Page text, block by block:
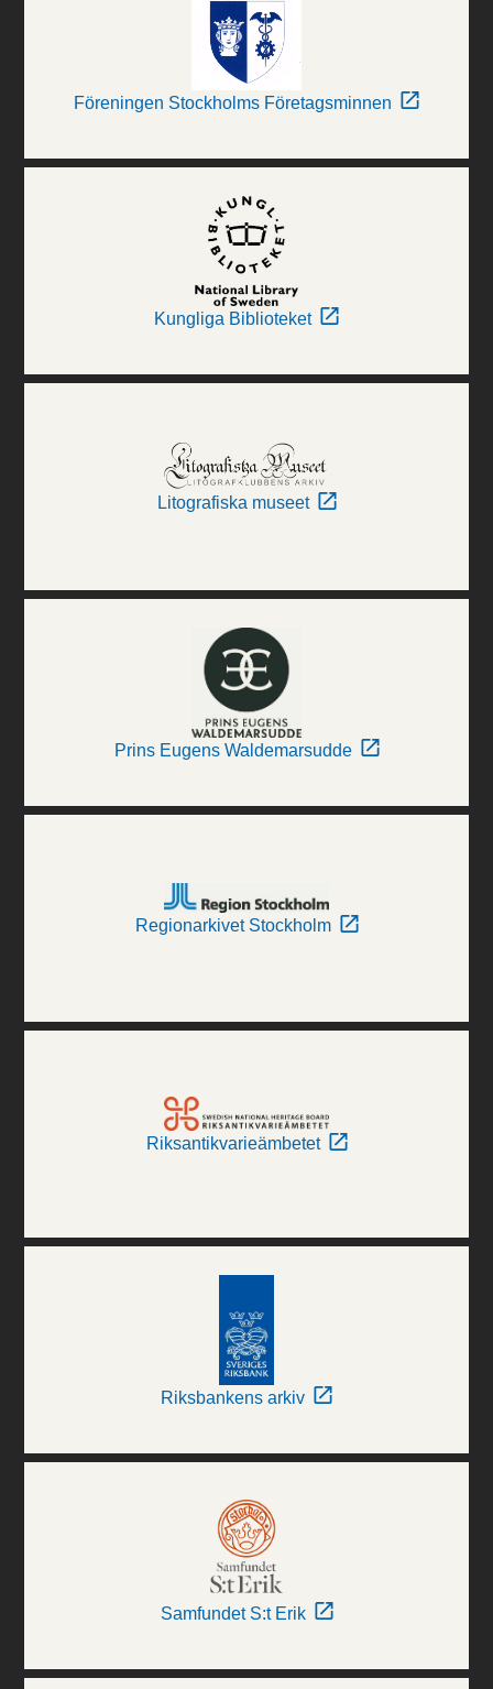
Föreningen Stockholms Företagsminnen
Kungliga Biblioteket
Litografiska museet
Prins Eugens Waldemarsudde
Regionarkivet Stockholm
Riksantikvarieämbetet
Riksbankens arkiv
Samfundet S:t Erik